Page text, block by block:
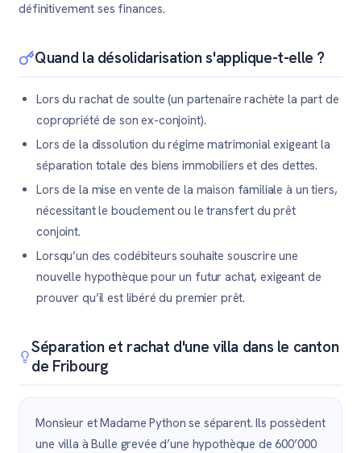
définitivement ses finances.
Quand la désolidarisation s'applique-t-elle ?
Lors du rachat de soulte (un partenaire rachète la part de
copropriété de son ex-conjoint).
Lors de la dissolution du régime matrimonial exigeant la
séparation totale des biens immobiliers et des dettes.
Lors de la mise en vente de la maison familiale à un tiers,
nécessitant le bouclement ou le transfert du prêt
conjoint.
Lorsqu’un des codébiteurs souhaite souscrire une
nouvelle hypothèque pour un futur achat, exigeant de
prouver qu’il est libéré du premier prêt.
Séparation et rachat d'une villa dans le canton
de Fribourg
Monsieur et Madame Python se séparent. Ils possèdent
une villa à Bulle grevée d’une hypothèque de 600’000